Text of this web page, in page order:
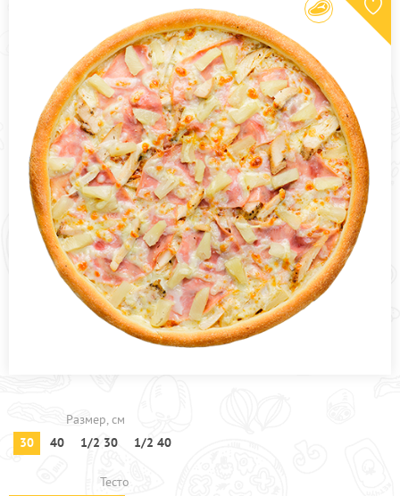
ПАСТА
ГОРЯЧЕЕ
СУПЫ
НАПИТКИ
ДЕСЕРТЫ
ПРОЧЕЕ
ПИЦЦЕРИЯ
АКЦИИ
Размер, см
30
40 1/2 30 1/2 40
Тесто